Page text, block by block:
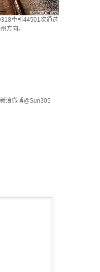
牵引44501次通过
方向。
浪微博@Sun305